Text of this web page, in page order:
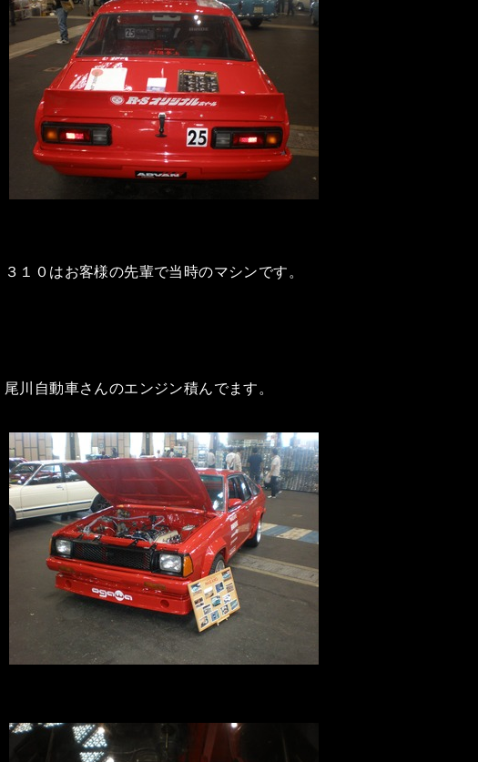
３１０はお客様の先輩で当時のマシンです。
尾川自動車さんのエンジン積んでます。